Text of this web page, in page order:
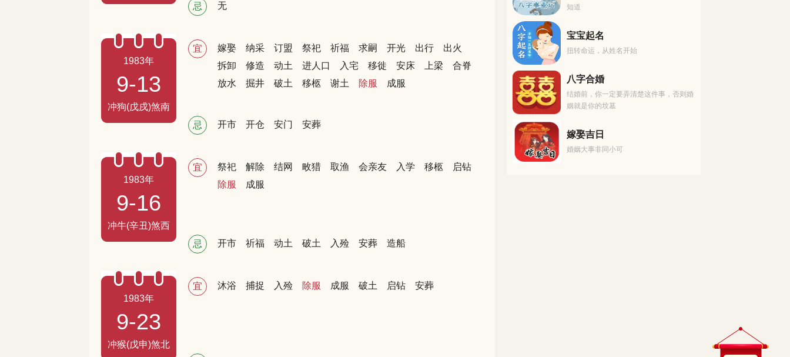
忌 无
1983年
9-13
冲狗(戊戌)煞南
宜 嫁娶 纳采 订盟 祭祀 祈福 求嗣 开光 出行
出火
拆卸
修造 动土 进人口 入宅 移徙 安床 上梁
合脊
放水
掘井 破土 移柩 谢土 除服 成服
忌 开市 开仓 安门 安葬
1983年
9-16
冲牛(辛丑)煞西
宜 祭祀 解除 结网 畋猎 取渔 会亲友 入学 移柩
启钻
除服
成服
忌 开市 祈福 动土 破土 入殓 安葬 造船
1983年
9-23
冲猴(戊申)煞北
宜 沐浴 捕捉 入殓 除服 成服 破土 启钻 安葬
知道
宝宝起名
扭转命运，从姓名开始
八字合婚
结婚前，你一定要弄清楚这件事，否则婚
姻就是你的坟墓
嫁娶吉日
婚姻大事非同小可